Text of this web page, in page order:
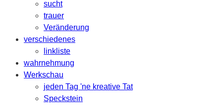
sucht
trauer
Veränderung
verschiedenes
linkliste
wahrnehmung
Werkschau
jeden Tag 'ne kreative Tat
Speckstein